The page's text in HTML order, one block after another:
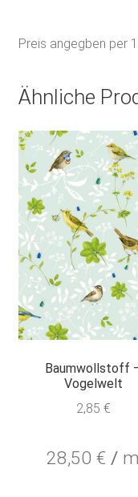
Preis angegben per
Ähnliche
Baumwollstoff
Vogelwelt
2,85 €
28,50€ / m